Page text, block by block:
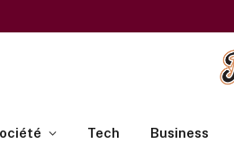
Tech Business